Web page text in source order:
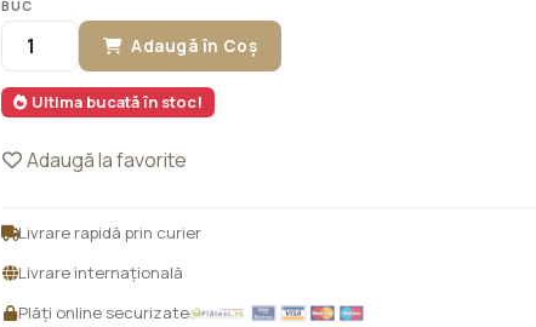
BUC
Adaugă în Coș
Ultima bucată în stoc!
Adaugă la favorite
Livrare rapidă prin curier
Livrare internațională
Plăți online securizate